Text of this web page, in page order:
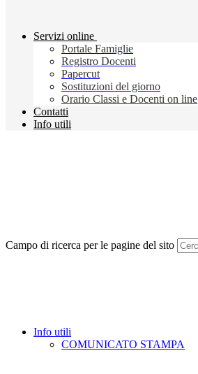
Servizi online
Portale Famiglie
Registro Docenti
Papercut
Sostituzioni del giorno
Orario Classi e Docenti on line
Contatti
Info utili
Campo di ricerca per le pagine del sito
Info utili
COMUNICATO STAMPA